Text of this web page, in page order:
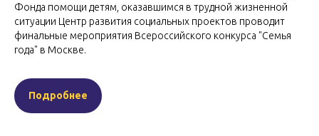
Фонда помощи детям, оказавшимся в трудной жизненной
ситуации Центр развития социальных проектов проводит
финальные мероприятия Всероссийского конкурса "Семья
года" в Москве.
Подробнее